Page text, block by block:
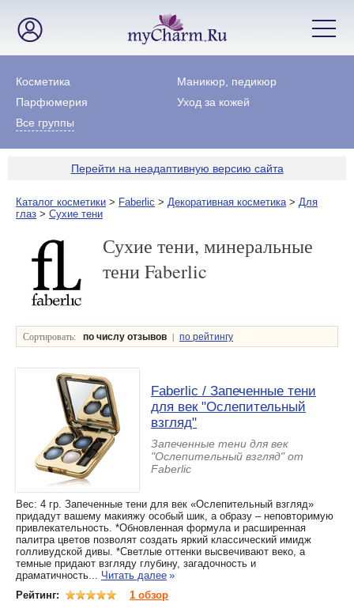
Косметика
Маникюр, педикюр
Парфюмерия
Уход за кожей
Все группы
Перейти на неадаптивную версию сайта
Каталог косметики > Faberlic > Декоративная косметика> Для
глаз > Сухие тени
Сухие тени, минеральные
тени Faberlic
Сортировать: по числу отзывов | по рейтингу
Faberlic / Запеченные тени
для век "Ослепительный
взгляд"
Запеченные тени для век
"Ослепительный взгляд" от
Faberlic
Вес: 4 гр. Запеченные тени для век «Ослепительный взгляд»
придадут вашему макияжу особый шик, а образу – неповторимую
привлекательность. *Обновленная формула и расширенная
палитра цветов позволят создать яркий классический имидж
голливудской дивы. *Светлые оттенки высвечивают веко, а
темные придают взгляду глубину, загадочность и
драматичность... Читать далее »
Рейтинг:
1 обзор